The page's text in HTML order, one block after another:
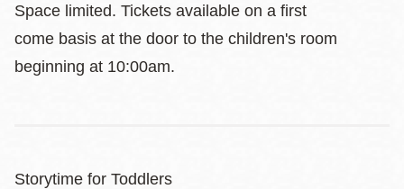
Space limited. Tickets available on a first
come basis at the door to the children's room
beginning at 10:00am.
Storytime for Toddlers